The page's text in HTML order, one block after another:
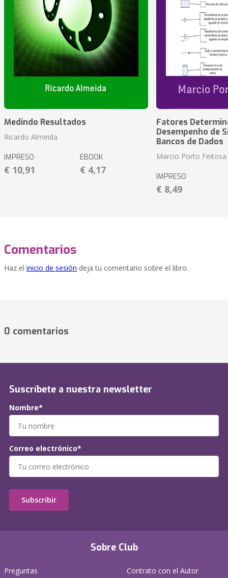
Medindo Resultados
Ricardo Almeida
IMPRESO
€ 10,91
EBOOK
€ 4,17
Fatores
Desempenho de
Bancos de Dados
Marcio Porto Feitosa
IMPRESO
€ 8,49
Comentarios
Haz el inicio de sesión deja tu comentario sobre el libro.
0 comentarios
Sobre Club
Preguntas
Contrato con el Autor
Suscríbete a nuestra newsletter
Nombre*
Correo electrónico*
Subscribir